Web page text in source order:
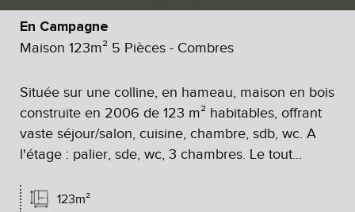
En Campagne
Maison 123m² 5 Pièces - Combres
Située sur une colline, en hameau, maison en bois
construite en 2006 de 123 m² habitables, offrant
vaste séjour/salon, cuisine, chambre, sdb, wc. A
l'étage : palier, sde, wc, 3 chambres. Le tout...
123m²